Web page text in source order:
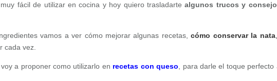
fácil de utilizar en cocina y hoy quiero trasladartealgunos trucos y
vamos a ver cómo mejorar algunas recetas,cómo conservar la nata,
cada vez.
a proponer como utilizarlo en recetas con queso, para darle el toque perfecto